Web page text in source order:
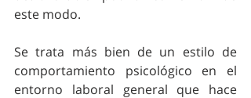
este modo.
Se trata más bien de un estilo de
comportamiento psicológico en el
entorno laboral general que hace